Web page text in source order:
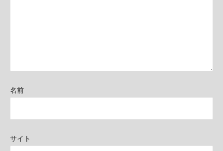
名前
サイト